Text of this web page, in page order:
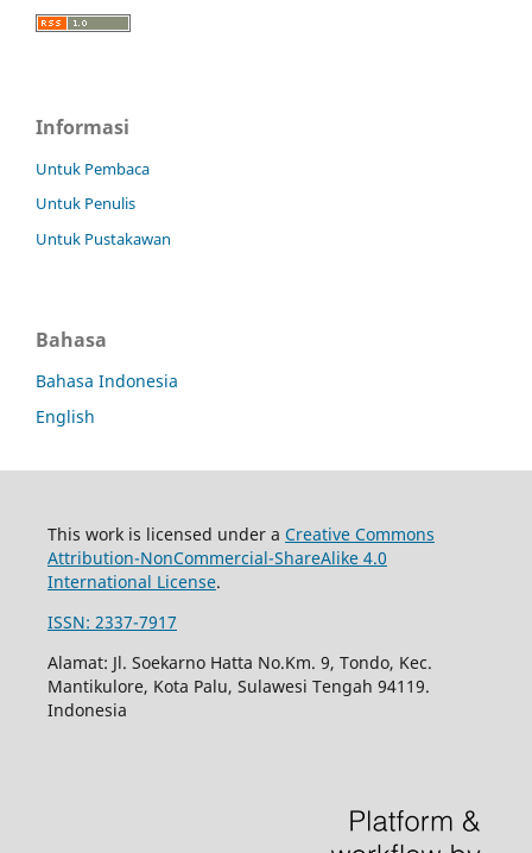
Informasi
Untuk Pembaca
Untuk Penulis
Untuk Pustakawan
Bahasa
Bahasa Indonesia
English
This work is licensed under a Creative Commons
Attribution-NonCommercial-ShareAlike 4.0
International License.
ISSN: 2337-7917
Alamat: Jl. Soekarno Hatta No.Km. 9, Tondo, Kec.
Mantikulore, Kota Palu, Sulawesi Tengah 94119.
Indonesia